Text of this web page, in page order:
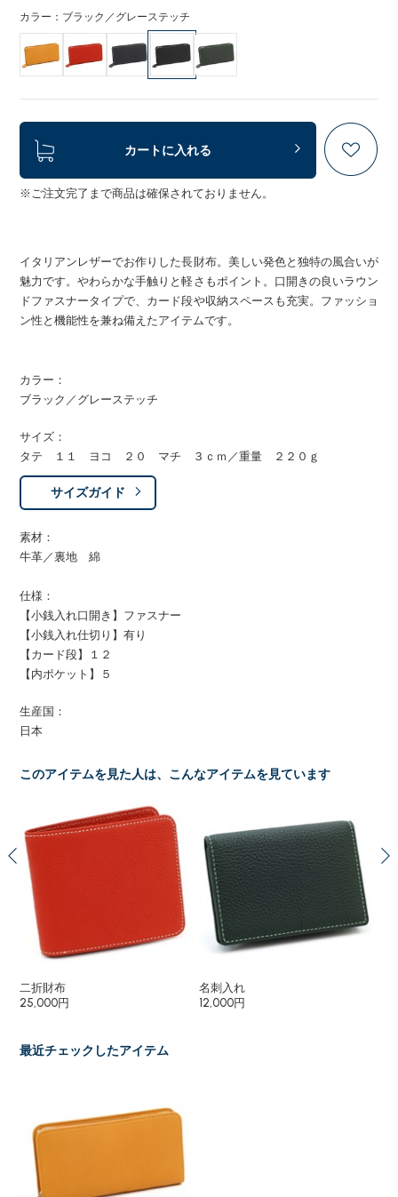
カラー：ブラック／グレーステッチ
カートに入れる
※ご注文完了まで商品は確保されておりません。
イタリアンレザーでお作りした長財布。美しい発色と独特の風合いが
魅力です。やわらかな手触りと軽さもポイント。口開きの良いラウン
ドファスナータイプで、カード段や収納スペースも充実。ファッショ
ン性と機能性を兼ね備えたアイテムです。
カラー：
ブラック／グレーステッチ
サイズ：
タテ １１ ヨコ ２０ マチ ３ｃｍ／重量 ２２０ｇ
サイズガイド
素材：
牛革／裏地 綿
仕様：
【小銭入れ口開き】ファスナー
【小銭入れ仕切り】有り
【カード段】１２
【内ポケット】５
生産国：
日本
このアイテムを見た人は、こんなアイテムを見ています
二折財布
25,000円
名刺入れ
12,000円
最近チェックしたアイテム